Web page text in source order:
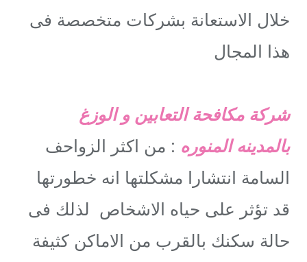
خلال الاستعانة بشركات متخصصة فى
هذا المجال
شركة مكافحة التعابين و الوزغ
بالمدينه المنوره : من اكثر الزواحف
السامة انتشارا مشكلتها انه خطورتها
قد تؤثر على حياه الاشخاص لذلك فى
حالة سكنك بالقرب من الاماكن كثيفة